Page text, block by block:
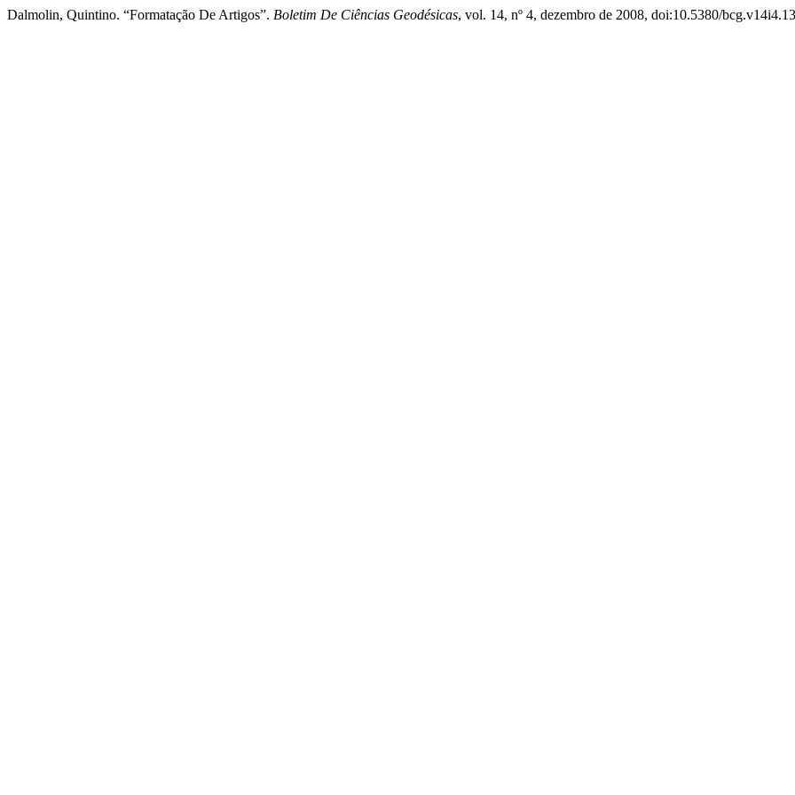
Dalmolin, Quintino. “Formatação De Artigos”. Boletim De Ciências Geodésicas, vol. 14, nº 4, dezembro de 2008, doi:10.5380/